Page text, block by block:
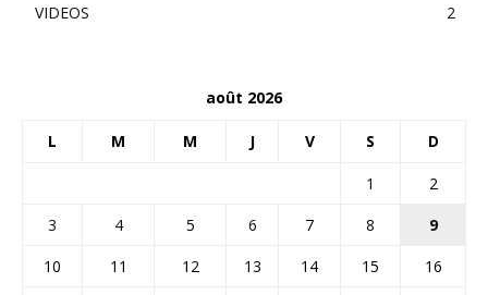
VIDEOS
2
août 2026
L M M J V S D
1
2
3
4 5 6 7 8
9
10
11 12 13 14 15
16